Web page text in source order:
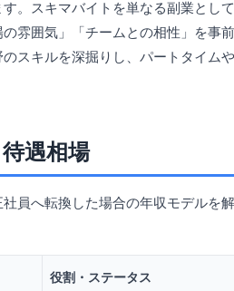
。スキマバイトを単なる副業とし
雰囲気」「チームとの相性」を事
スキルを深掘りし、パートタイム
遇相場
員へ転換した場合の年収モデルを解
役割・ステータス